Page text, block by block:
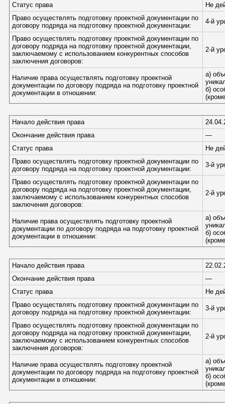
Статус права
Не
Право осуществлять подготовку проектной документации по
договору подряда на подготовку проектной документации:
4-й
Право осуществлять подготовку проектной документации по
договору подряда на подготовку проектной документации,
заключаемому с использованием конкурентных способов
заключения договоров:
2-й
Наличие права осуществлять подготовку проектной
документации по договору подряда на подготовку проектной
документации в отношении:
а)
б)
Начало действия права
Окончание действия права
—
Статус права
Не
Право осуществлять подготовку проектной документации по
договору подряда на подготовку проектной документации:
3-й
Право осуществлять подготовку проектной документации по
договору подряда на подготовку проектной документации,
заключаемому с использованием конкурентных способов
заключения договоров:
2-й
Наличие права осуществлять подготовку проектной
документации по договору подряда на подготовку проектной
документации в отношении:
а)
б)
Начало действия права
Окончание действия права
—
Статус права
Не
Право осуществлять подготовку проектной документации по
договору подряда на подготовку проектной документации:
3-й
Право осуществлять подготовку проектной документации по
договору подряда на подготовку проектной документации,
заключаемому с использованием конкурентных способов
заключения договоров:
2-й
Наличие права осуществлять подготовку проектной
документации по договору подряда на подготовку проектной
документации в отношении:
а)
б)